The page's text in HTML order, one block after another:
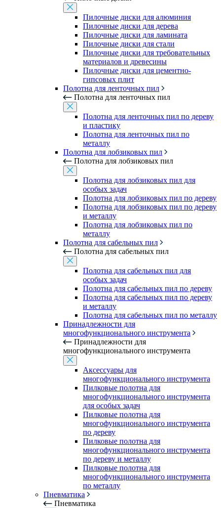
Пилочные диски для алюминия
Пилочные диски для дерева
Пилочные диски для ламината
Пилочные диски для стали
Пилочные диски для требовательных
материалов и древесины
Пилочные диски для цементно-
гипсовых плит
Полотна для ленточных пил
Полотна для ленточных пил
Полотна для ленточных пил по дереву
и пластику
Полотна для ленточных пил по
металлу
Полотна для лобзиковых пил
Полотна для лобзиковых пил
Полотна для лобзиковых пил для
особых задач
Полотна для лобзиковых пил по дереву
Полотна для лобзиковых пил по дереву
и металлу
Полотна для лобзиковых пил по
металлу
Полотна для сабельных пил
Полотна для сабельных пил
Полотна для сабельных пил для
особых задач
Полотна для сабельных пил по дереву
Полотна для сабельных пил по дереву
и металлу
Полотна для сабельных пил по металлу
Принадлежности для
многофункционального инструмента
Принадлежности для
многофункционального инструмента
Аксессуары для
многофункционального инструмента
Пилковые полотна для
многофункционального инструмента
для особых задач
Пилковые полотна для
многофункционального инструмента
по дереву
Пилковые полотна для
многофункционального инструмента
по дереву и металлу
Пилковые полотна для
многофункционального инструмента
по металлу
Пневматика
Пневматика